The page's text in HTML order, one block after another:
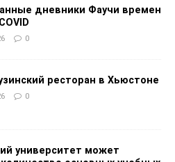
дневники Фаучи времен
0
ресторан в Хьюстоне
0
университет может